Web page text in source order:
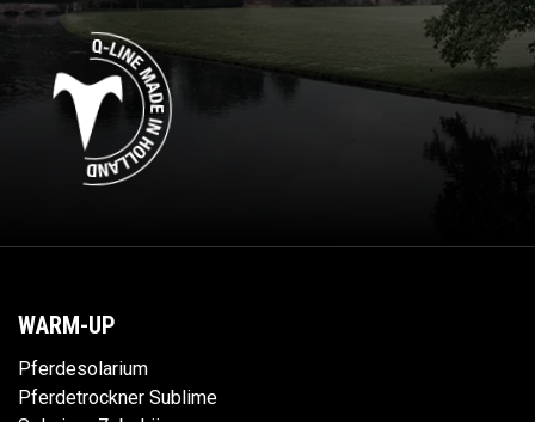
WARM-UP
Pferdesolarium
Pferdetrockner Sublime